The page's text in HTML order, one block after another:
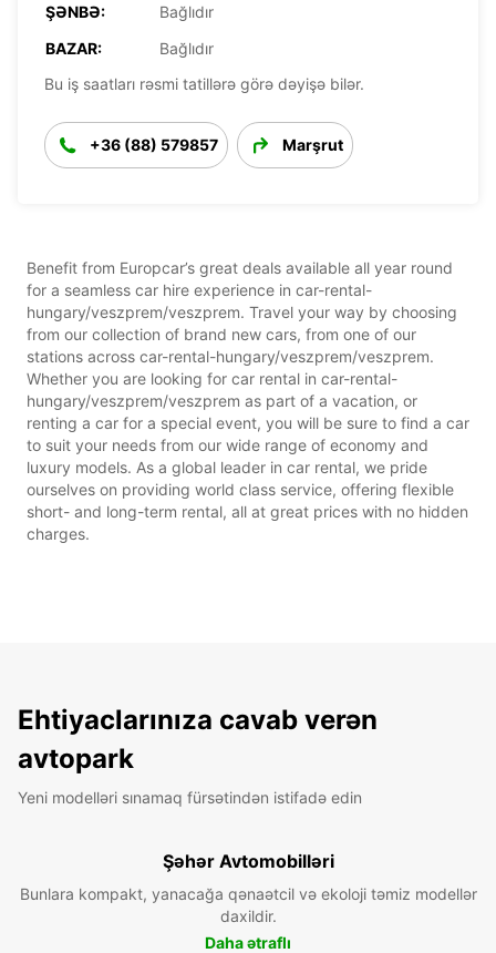
ŞƏNBƏ:
Bağlıdır
BAZAR:
Bağlıdır
Bu iş saatları rəsmi tatillərə görə dəyişə bilər.
+36 (88) 579857 Marşrut
Benefit from Europcar’s great deals available all year round
for a seamless car hire experience in car-rental-
hungary/veszprem/veszprem. Travel your way by choosing
from our collection of brand new cars, from one of our
stations across car-rental-hungary/veszprem/veszprem.
Whether you are looking for car rental in car-rental-
hungary/veszprem/veszprem as part of a vacation, or
renting a car for a special event, you will be sure to find a car
to suit your needs from our wide range of economy and
luxury models. As a global leader in car rental, we pride
ourselves on providing world class service, offering flexible
short- and long-term rental, all at great prices with no hidden
charges.
Ehtiyaclarınıza cavab verən
avtopark
Yeni modelləri sınamaq fürsətindən istifadə edin
Şəhər Avtomobilləri
Bunlara kompakt, yanacağa qənaətcil və ekoloji təmiz modellər
daxildir.
Daha ətraflı